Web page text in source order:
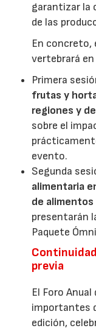
garantizar la
de las
En concreto,
vertebrará
Primera
frutas y
regiones y
sobre el
evento.
Segunda
alimentaria
de alimentos
presentarán
Paquete
previa
El Foro
importantes
edición,